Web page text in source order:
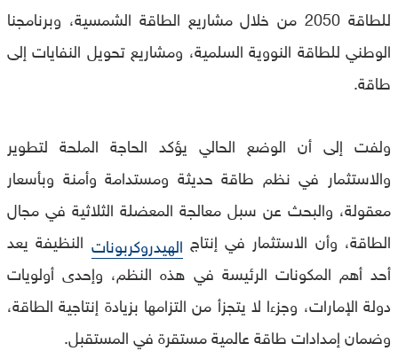
للطاقة 2050 من خلال مشاريع الطاقة الشمسية، وبرنامجنا
الوطني للطاقة النووية السلمية، ومشاريع تحويل النفايات إلى
طاقة.
ولفت إلى أن الوضع الحالي يؤكد الحاجة الملحة لتطوير
والاستثمار في نظم طاقة حديثة ومستدامة وأمنة وبأسعار
معقولة، والبحث عن سبل معالجة المعضلة الثلاثية في مجال
الطاقة، وأن الاستثمار في إنتاج الهيدروكربونات النظيفة يعد
أحد أهم المكونات الرئيسة في هذه النظم، وإحدى أولويات
دولة الإمارات، وجزءا لا يتجزأ من التزامها بزيادة إنتاجية الطاقة،
وضمان إمدادات طاقة عالمية مستقرة في المستقبل.